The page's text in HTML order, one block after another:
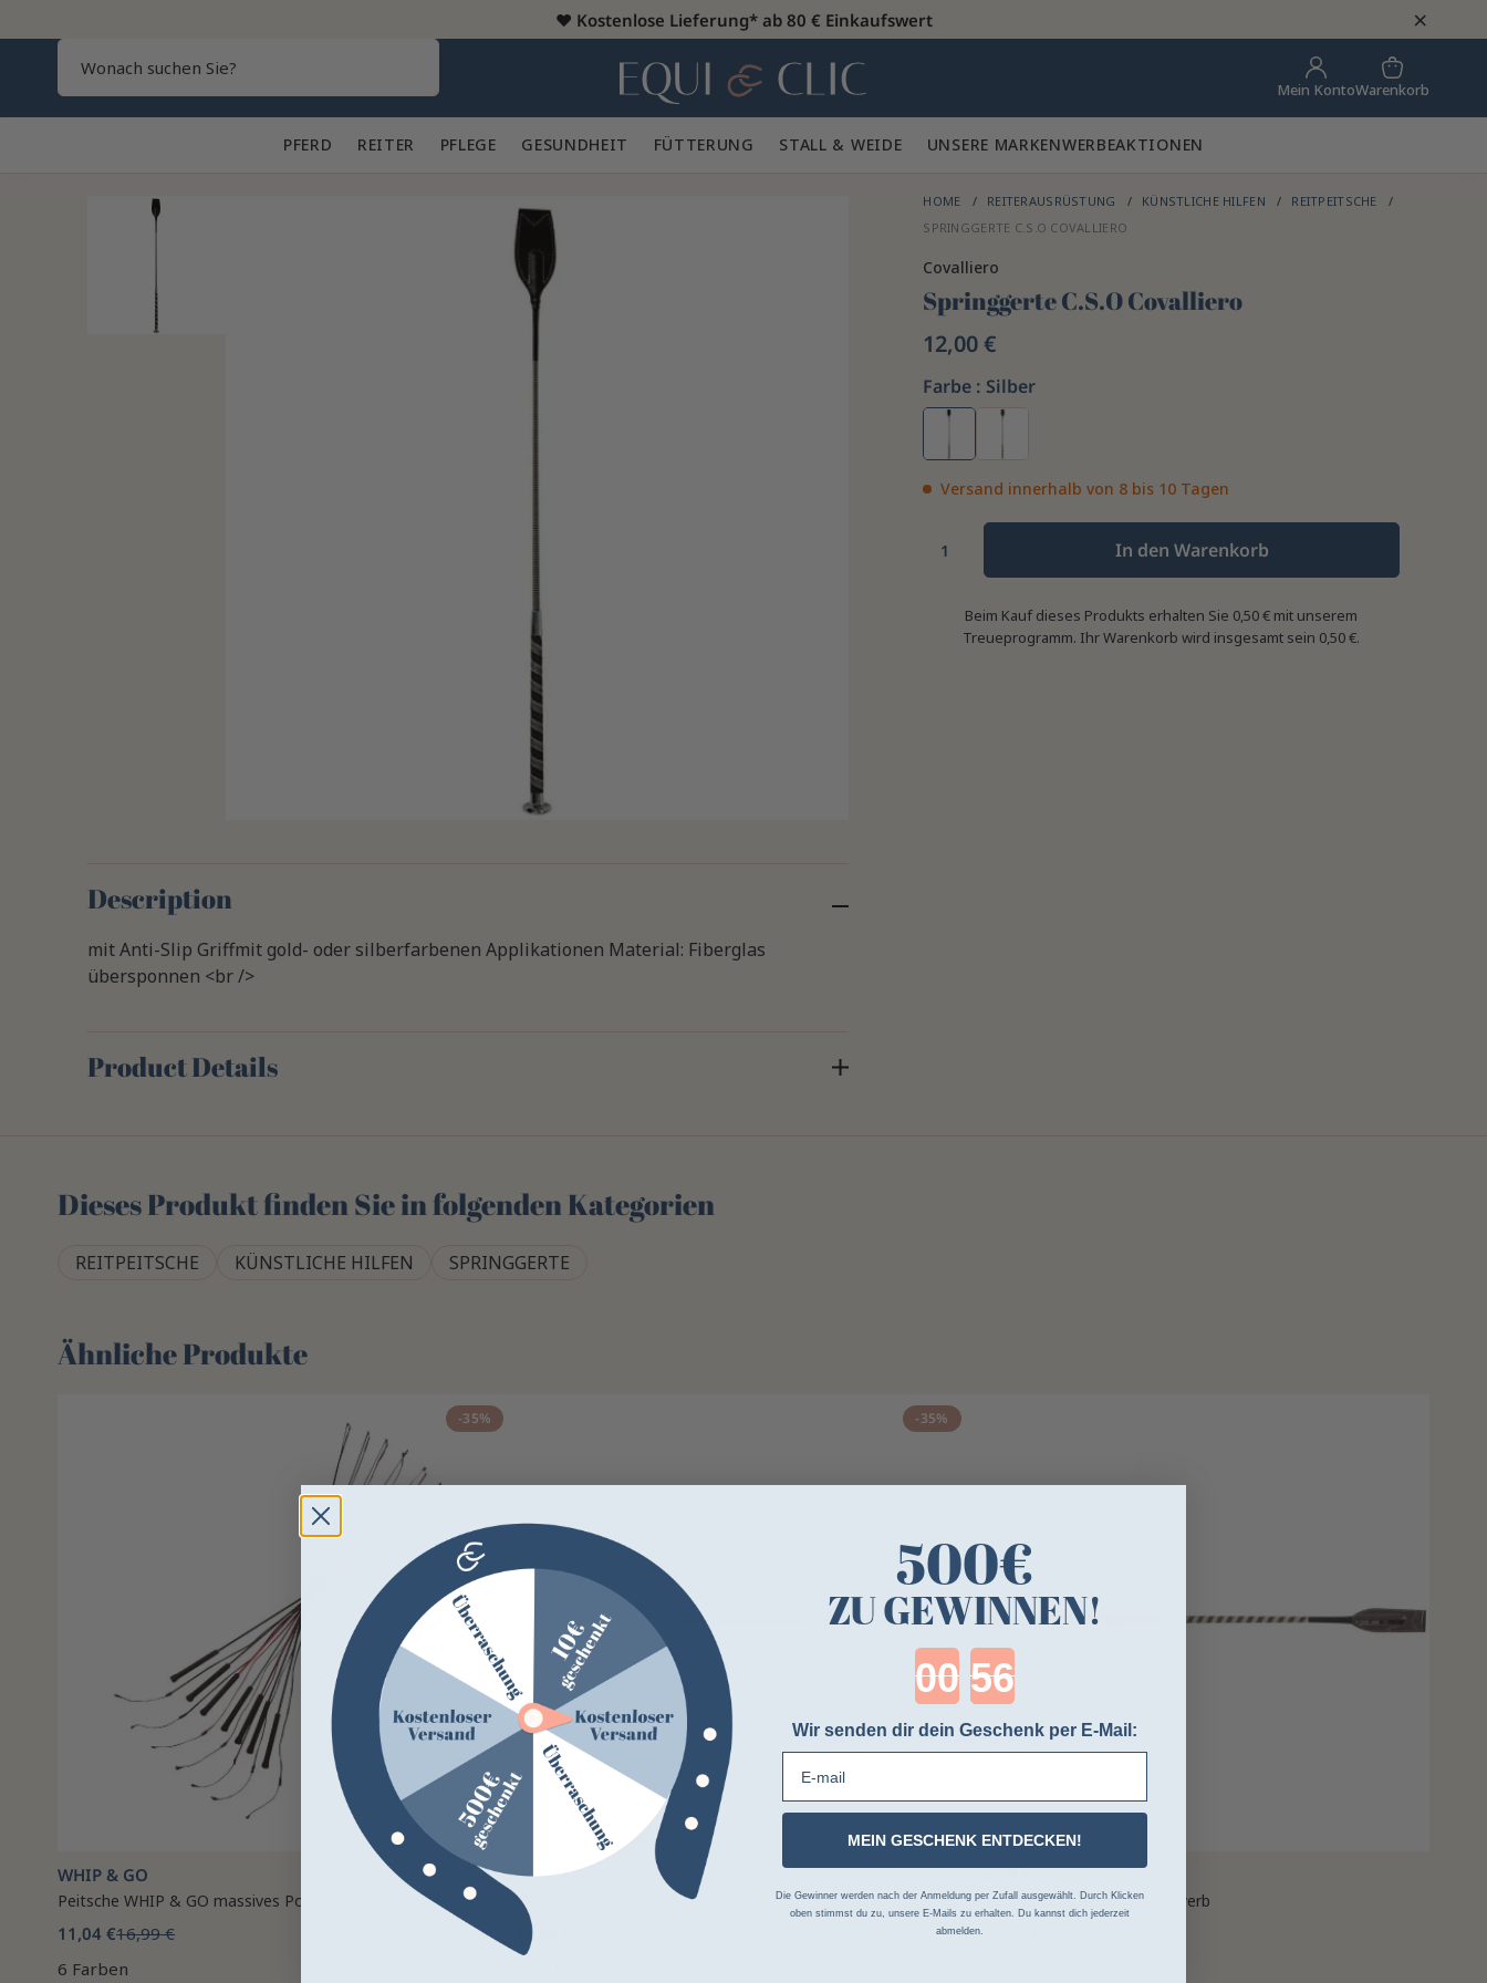
♥️ Kostenlose Lieferung* ab 80 € Einkaufswert ×
Heim Mein KontoWarenkorb
PFERD 🐎 REITER 👕 PFLEGE 🪮 GESUNDHEIT ✨ FÜTTERUNG 🥕 STALL & WEIDE 🍃 UNSERE MARKENWERBEAKTIONEN
HOME REITERAUSRÜSTUNG KÜNSTLICHE HILFEN
REITPEITSCHE
SPRINGGERTE C.S.O COVALLIERO
Covalliero
Springgerte C.S.O Covalliero
12,00 €
Farbe : Silber
Versand innerhalb von 8 bis 10 Tagen
In den Warenkorb
Beim Kauf dieses Produkts erhalten Sie 0,50 € mit unserem
Treueprogramm. Ihr Warenkorb wird insgesamt sein 0,50 €.
Description
mit Anti-Slip Griffmit gold- oder silberfarbenen Applikationen Material: Fiberglas
übersponnen <br />
Product Details
Dieses Produkt finden Sie in folgenden Kategorien
REITPEITSCHE KÜNSTLICHE HILFEN SPRINGGERTE
Ähnliche Produkte
-35%
WHIP & GO
Peitsche WHIP & GO massives Polyamid
11,04 €16,99 €
6 Farben
-35%
HORZE
SPRINGERGERTE C.S.O ASHTON
11,00 €
WHIP & GO
Peitsche Whip & Go Wettbewerb
ab
500€
ZU GEWINNEN!
Countdown ends in:
Wir senden dir dein Geschenk per E-Mail:
MEIN GESCHENK ENTDECKEN!
Die Gewinner werden nach der Anmeldung per Zufall ausgewählt. Durch Klicken
oben stimmst du zu, unsere E-Mails zu erhalten. Du kannst dich jederzeit
abmelden.